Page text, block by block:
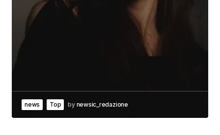
news Top by newsic_redazione